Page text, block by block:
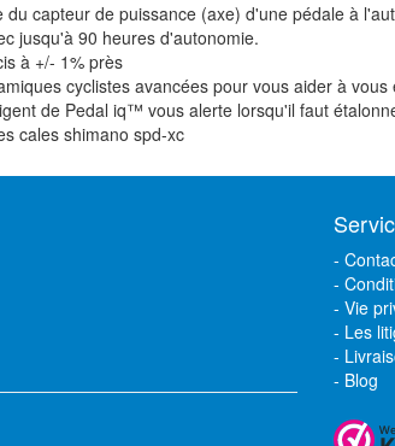
du capteur de puissance (axe) d'une pédale à
jusqu'à 90 heures d'autonomie.
à +/- 1% près
cyclistes avancées pour vous aider à
de Pedal iq™ vous alerte lorsqu'il faut
cales shimano spd-xc
-
-
- Vie
- Les
-
- Blog